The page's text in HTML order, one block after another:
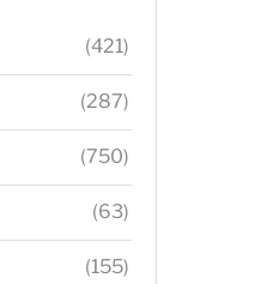
(421)
(287)
(750)
(63)
(155)